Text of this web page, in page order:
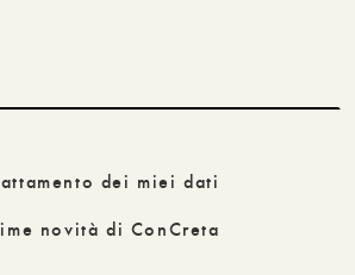
dei miei dati
novità di ConCreta